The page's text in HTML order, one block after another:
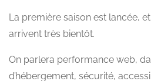
La première saison est lancée,
arrivent très bientôt.
On parlera performance web,
d’hébergement, sécurité,